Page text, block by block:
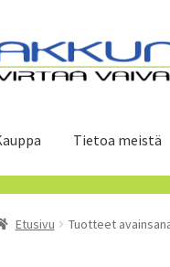
Tietoa meistä
Etusivu Tuotteet